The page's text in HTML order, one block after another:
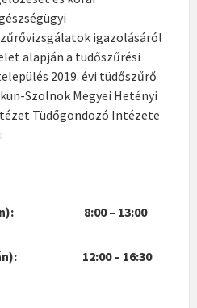
igazolásáról
alapján a tüdőszűrési
2019. évi tüdőszűrő
Szolnok Megyei Hetényi
Tüdőgondozó Intézete
8:00 – 13:00
12:00 – 16:30